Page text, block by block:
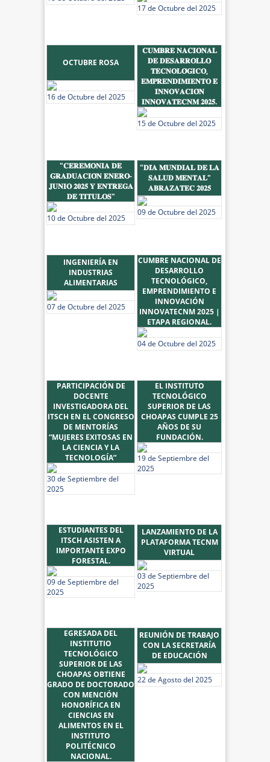
17 de Octubre del 2025
OCTUBRE ROSA
16 de Octubre del 2025
𝐂𝐔𝐌𝐁𝐑𝐄 𝐍𝐀𝐂𝐈𝐎𝐍𝐀𝐋
𝐃𝐄 𝐃𝐄𝐒𝐀𝐑𝐑𝐎𝐋𝐋𝐎
𝐓𝐄𝐂𝐍𝐎𝐋𝐎́𝐆𝐈𝐂𝐎,
𝐄𝐌𝐏𝐑𝐄𝐍𝐃𝐈𝐌𝐈𝐄𝐍𝐓𝐎 𝐄
𝐈𝐍𝐍𝐎𝐕𝐀𝐂𝐈𝐎́𝐍
𝐈𝐍𝐍𝐎𝐕𝐀𝐓𝐄𝐂𝐍𝐌 𝟐𝟎𝟐𝟓.
15 de Octubre del 2025
"𝐂𝐄𝐑𝐄𝐌𝐎𝐍𝐈𝐀 𝐃𝐄
𝐆𝐑𝐀𝐃𝐔𝐀𝐂𝐈𝐎́𝐍 𝐄𝐍𝐄𝐑𝐎-
𝐉𝐔𝐍𝐈𝐎 𝟐𝟎𝟐𝟓 𝐘 𝐄𝐍𝐓𝐑𝐄𝐆𝐀
𝐃𝐄 𝐓𝐈𝐓𝐔𝐋𝐎𝐒"
10 de Octubre del 2025
"𝐃𝐈́𝐀 𝐌𝐔𝐍𝐃𝐈𝐀𝐋 𝐃𝐄 𝐋𝐀
𝐒𝐀𝐋𝐔𝐃 𝐌𝐄𝐍𝐓𝐀𝐋"
𝐀𝐁𝐑𝐀𝐙𝐀𝐓𝐄𝐂 𝟐𝟎𝟐𝟓
09 de Octubre del 2025
INGENIERÍA EN
INDUSTRIAS
ALIMENTARIAS
07 de Octubre del 2025
CUMBRE NACIONAL DE
DESARROLLO
TECNOLÓGICO,
EMPRENDIMIENTO E
INNOVACIÓN
INNOVATECNM 2025 |
ETAPA REGIONAL.
04 de Octubre del 2025
PARTICIPACIÓN DE
DOCENTE
INVESTIGADORA DEL
ITSCH EN EL CONGRESO
DE MENTORÍAS
“MUJERES EXITOSAS EN
LA CIENCIA Y LA
TECNOLOGÍA”
30 de Septiembre del
2025
EL INSTITUTO
TECNOLÓGICO
SUPERIOR DE LAS
CHOAPAS CUMPLE 25
AÑOS DE SU
FUNDACIÓN.
19 de Septiembre del
2025
ESTUDIANTES DEL
ITSCH ASISTEN A
IMPORTANTE EXPO
FORESTAL.
09 de Septiembre del
2025
LANZAMIENTO DE LA
PLATAFORMA TECNM
VIRTUAL
03 de Septiembre del
2025
EGRESADA DEL
INSTITUTIO
TECNOLÓGICO
SUPERIOR DE LAS
CHOAPAS OBTIENE
GRADO DE DOCTORADO
CON MENCIÓN
HONORÍFICA EN
CIENCIAS EN
ALIMENTOS EN EL
INSTITUTO
POLITÉCNICO
NACIONAL.
REUNIÓN DE TRABAJO
CON LA SECRETARÍA
DE EDUCACIÓN
22 de Agosto del 2025